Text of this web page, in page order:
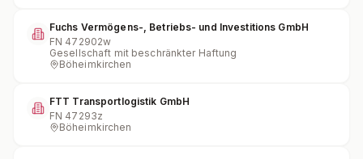
Fuchs Vermögens-, Betriebs- und Investitions GmbH
FN 472902w
Gesellschaft mit beschränkter Haftung
Böheimkirchen
FTT Transportlogistik GmbH
FN 47293z
Böheimkirchen